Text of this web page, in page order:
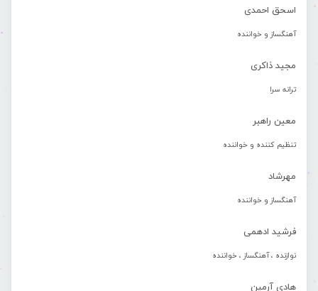
اسحق احمدی
آهنگساز و خواننده
مجید ذاکری
ترانه سرا
معین راهبر
تنظیم کننده و خواننده
مهرشاد
آهنگساز و خواننده
فرشید ادهمی
نوازنده ، آهنگساز ، خواننده
هادی آرمین